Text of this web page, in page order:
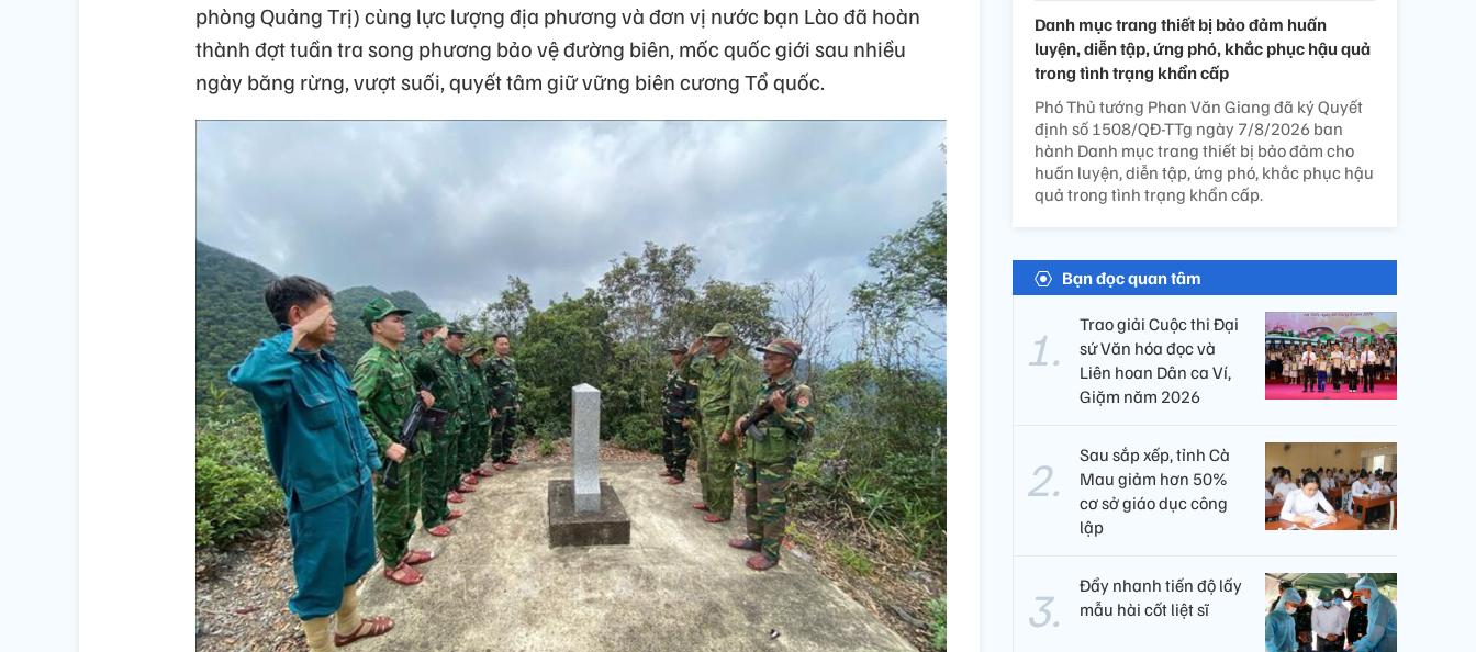
phòng Quảng Trị) cùng lực lượng địa phương và đơn vị nước bạn Lào đã hoàn
thành đợt tuần tra song phương bảo vệ đường biên, mốc quốc giới sau nhiều
ngày băng rừng, vượt suối, quyết tâm giữ vững biên cương Tổ quốc.
Danh mục trang thiết bị bảo đảm huấn
luyện, diễn tập, ứng phó, khắc phục hậu quả
trong tình trạng khẩn cấp
Phó Thủ tướng Phan Văn Giang đã ký Quyết
định số 1508/QĐ-TTg ngày 7/8/2026 ban
hành Danh mục trang thiết bị bảo đảm cho
huấn luyện, diễn tập, ứng phó, khắc phục hậu
quả trong tình trạng khẩn cấp.
Bạn đọc quan tâm
Trao giải Cuộc thi Đại
sứ Văn hóa đọc và
Liên hoan Dân ca Ví,
Giặm năm 2026
Sau sắp xếp, tỉnh Cà
Mau giảm hơn 50%
cơ sở giáo dục công
lập
Đẩy nhanh tiến độ lấy
mẫu hài cốt liệt sĩ